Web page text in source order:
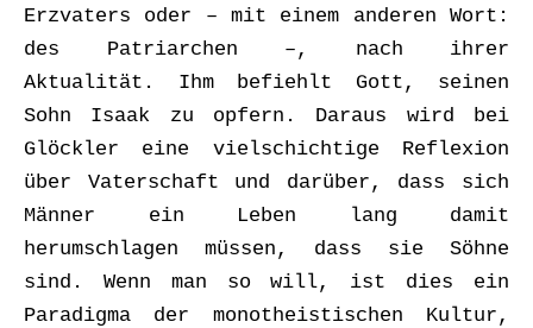
Erzvaters oder – mit einem anderen Wort:
des Patriarchen –, nach ihrer
Aktualität. Ihm befiehlt Gott, seinen
Sohn Isaak zu opfern. Daraus wird bei
Glöckler eine vielschichtige Reflexion
über Vaterschaft und darüber, dass sich
Männer ein Leben lang damit
herumschlagen müssen, dass sie Söhne
sind. Wenn man so will, ist dies ein
Paradigma der monotheistischen Kultur,